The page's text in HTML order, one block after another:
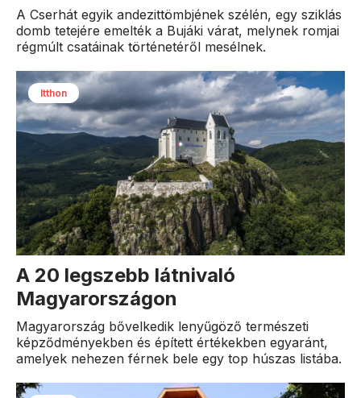
A Cserhát egyik andezittömbjének szélén, egy sziklás
domb tetejére emelték a Bujáki várat, melynek romjai
régmúlt csatáinak történetéről mesélnek.
Itthon
A 20 legszebb látnivaló
Magyarországon
Magyarország bővelkedik lenyűgöző természeti
képződményekben és épített értékekben egyaránt,
amelyek nehezen férnek bele egy top húszas listába.